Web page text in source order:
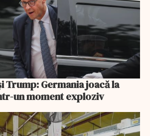
Trump: Germania joacă la
un moment exploziv